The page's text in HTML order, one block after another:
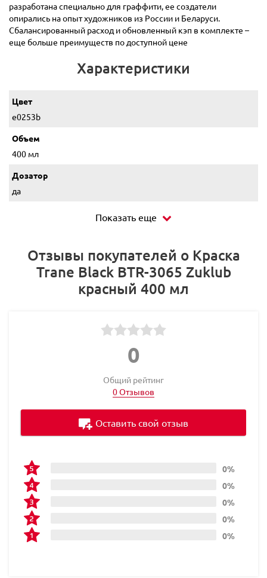
разработана специально для граффити, ее создатели
опирались на опыт художников из России и Беларуси.
Сбалансированный расход и обновленный кэп в комплекте –
еще больше преимуществ по доступной цене
Характеристики
Цвет
e0253b
Объем
400 мл
Дозатор
да
Показать еще
Отзывы покупателей о Краска
Trane Black BTR-3065 Zuklub
красный 400 мл
0
Общий рейтинг
0 Отзывов
0%
0%
0%
0%
0%
Оставить свой отзыв